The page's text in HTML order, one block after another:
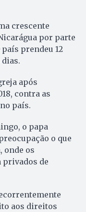
crescente
por parte
prendeu 12
após
contra as
país.
o papa
o que
onde os
privados de
aos direitos